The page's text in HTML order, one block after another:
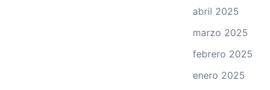
abril 2025
marzo 2025
febrero 2025
enero 2025